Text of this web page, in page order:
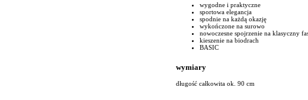
wygodne i praktyczne
sportowa elegancja
spodnie na każdą okazję
wykończone na surowo
nowoczesne spojrzenie na klasyczny
kieszenie na biodrach
BASIC
wymiary
długość całkowita ok. 90 cm